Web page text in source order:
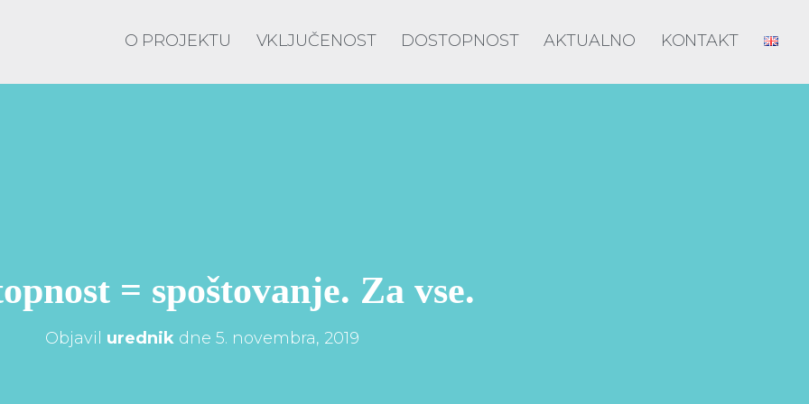
O PROJEKTU VKLJUČENOST DOSTOPNOST AKTUALNO KONTAKT
= spoštovanje. Za vse.
Objavil urednik dne 5. novembra, 2019